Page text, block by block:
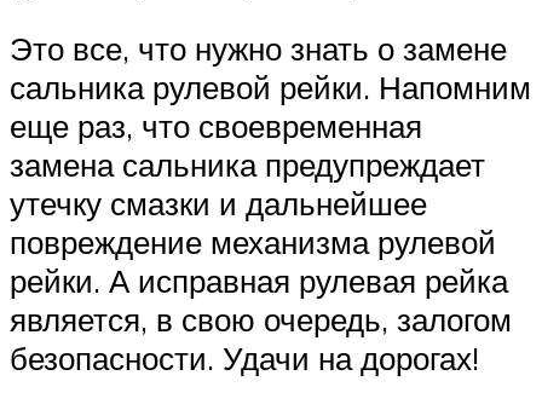
Это все, что нужно знать о замене
сальника рулевой рейки. Напомним
еще раз, что своевременная
замена сальника предупреждает
утечку смазки и дальнейшее
повреждение механизма рулевой
рейки. А исправная рулевая рейка
является, в свою очередь, залогом
безопасности. Удачи на дорогах!